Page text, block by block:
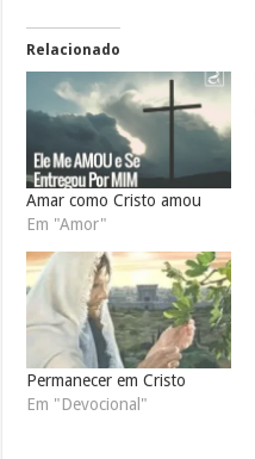
Relacionado
Amar como Cristo amou
Em "Amor"
Permanecer em Cristo
Em "Devocional"